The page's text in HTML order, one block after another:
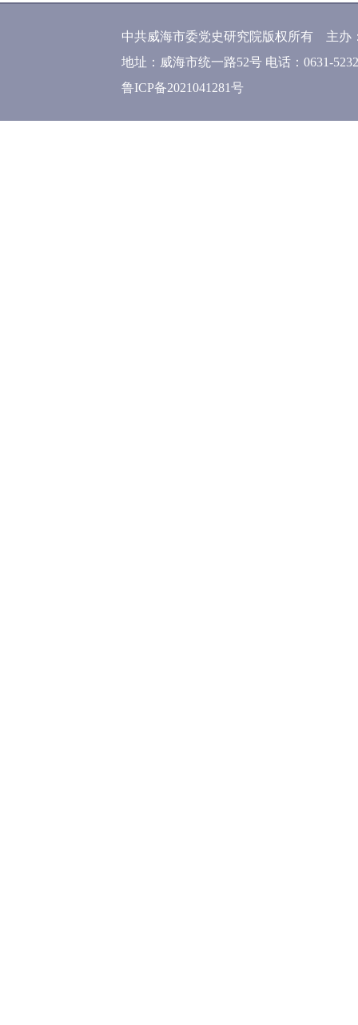
中共威海市委党史研究院版权所有 主办
地址：威海市统一路52号 电话：0631-
鲁ICP备2021041281号